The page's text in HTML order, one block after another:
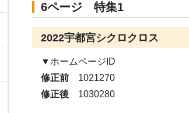
6ページ 特集1
2022宇都宮シクロクロス
▼ホームページID
修正前 1021270
修正後 1030280